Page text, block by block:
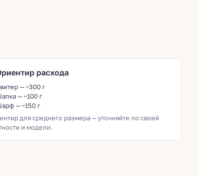
расхода
— ~300 г
— ~100 г
— ~150 г
для среднего размера — уточняйте по своей
и модели.